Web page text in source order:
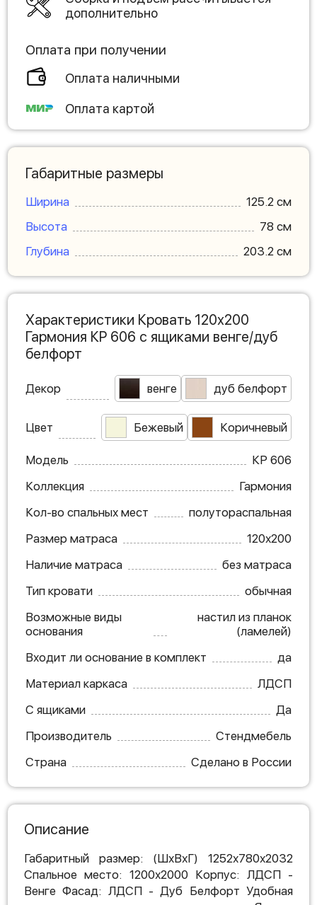
дополнительно
Оплата при получении
Оплата наличными
Оплата картой
Габаритные размеры
Ширина
125.2 см
Высота
78 см
Глубина
203.2 см
Характеристики Кровать 120х200
Гармония КР 606 с ящиками венге/дуб
белфорт
Декор венге дуб белфорт
Цвет Бежевый Коричневый
Модель
КР 606
Коллекция
Гармония
Кол-во спальных мест
полутораспальная
Размер матраса
120х200
Наличие матраса
без матраса
Тип кровати
обычная
Возможные виды
основания
настил из планок
(ламелей)
Входит ли основание в комплект
да
Материал каркаса
ЛДСП
С ящиками
Да
Производитель
Стендмебель
Страна
Сделано в России
Описание
Габаритный размер: (ШхВхГ) 1252х780х2032
Спальное место: 1200х2000 Корпус: ЛДСП -
Венге Фасад: ЛДСП - Дуб Белфорт Удобная